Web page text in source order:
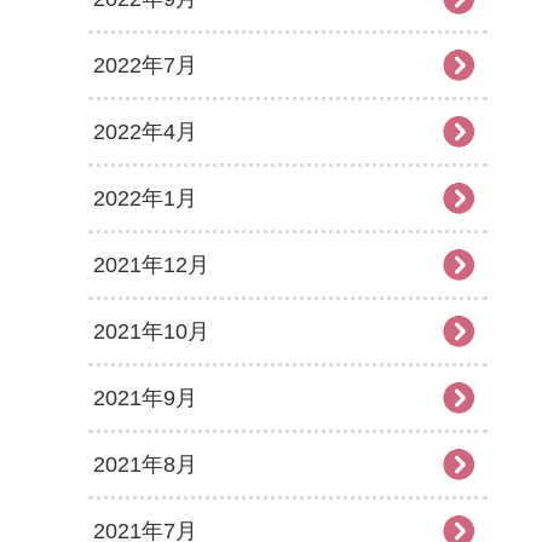
2022年7月
2022年4月
2022年1月
2021年12月
2021年10月
2021年9月
2021年8月
2021年7月